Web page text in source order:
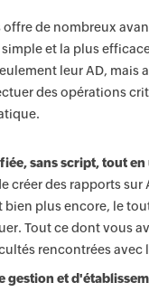
offre de nombreux
et la plus
leur AD, mais
des opérations
sans script, tout en
créer des rapports
bien plus encore, le
Tout ce dont vous
rencontrées avec
gestion et